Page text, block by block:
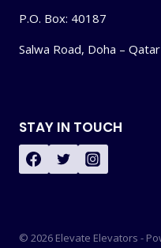
P.O. Box: 40187
Salwa Road, Doha – Qatar
STAY IN TOUCH
© 2026 Elevate Elevators -